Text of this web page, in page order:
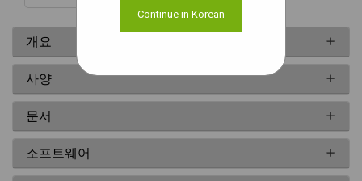
개요
사양
문서
소프트웨어
Continue in Korean